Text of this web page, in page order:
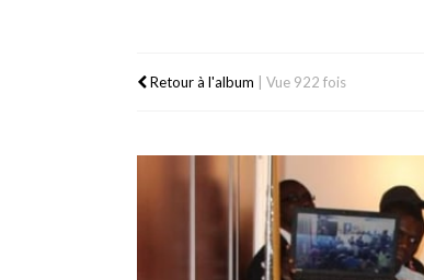
Retour à l'album Vue 922 fois